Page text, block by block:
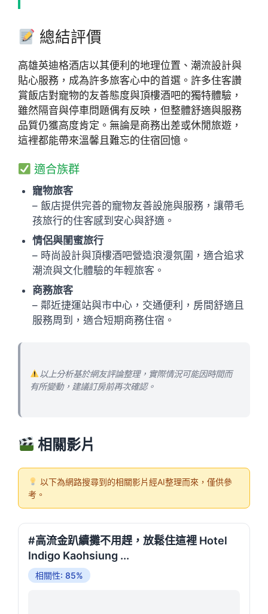
總結評價
高雄英迪格酒店以其便利的地理位置、潮流設計與
貼心服務，成為許多旅客心中的首選。許多住客讚
賞飯店對寵物的友善態度與頂樓酒吧的獨特體驗，
雖然隔音與停車問題偶有反映，但整體舒適與服務
品質仍獲高度肯定。無論是商務出差或休閒旅遊，
這裡都能帶來溫馨且難忘的住宿回憶。
適合族群
寵物旅客
– 飯店提供完善的寵物友善設施與服務，讓帶毛
孩旅行的住客感到安心與舒適。
情侶與閨蜜旅行
– 時尚設計與頂樓酒吧營造浪漫氛圍，適合追求
潮流與文化體驗的年輕旅客。
商務旅客
– 鄰近捷運站與市中心，交通便利，房間舒適且
服務周到，適合短期商務住宿。
以上分析基於網友評論整理，實際情況可能因時間而
有所變動，建議訂房前再次確認。
相關影片
以下為網路搜尋到的相關影片經AI整理而來，僅供參
考。
#高流金趴續攤不用趕，放鬆住這裡 Hotel
Indigo Kaohsiung ...
相關性: 85%